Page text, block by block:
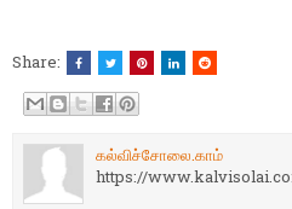
Share:
கல்விச்சோலை.காம்
https://